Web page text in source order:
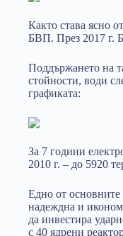
Както става ясно
БВП. През 2017 г.
Поддържането на
стойности, води
графиката:
За 7 години
2010 г. – до 5920
Едно от основните
надеждна и
да инвестира
с 40 ядрени